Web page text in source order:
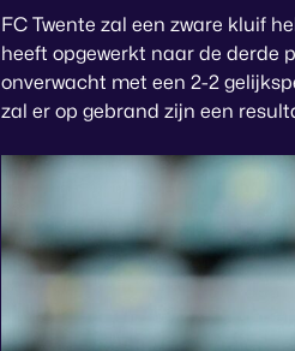
FC Twente zal een zware kluif
heeft opgewerkt naar de derde
onverwacht met een 2-2
zal er op gebrand zijn een